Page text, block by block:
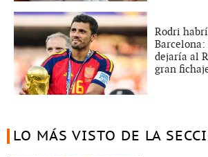
Rodri
dejaría al
gran
LO MÁS VISTO DE LA